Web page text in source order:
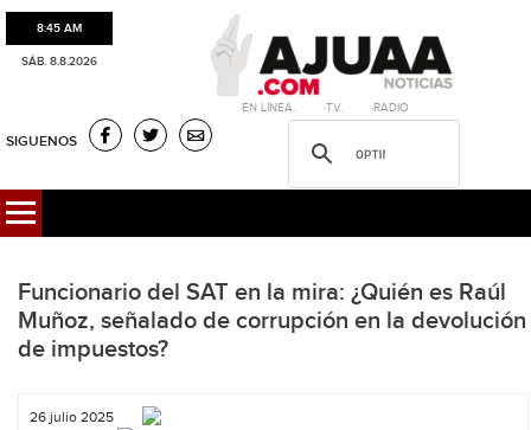
8:45 AM
SÁB. 8.8.2026
·EN LÍNEA. ·T.V. ·RADIO
SIGUENOS
Funcionario del SAT en la mira: ¿Quién es Raúl
Muñoz, señalado de corrupción en la devolución
de impuestos?
26 julio 2025